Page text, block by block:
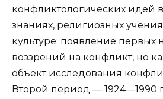
конфликтологических идей
знаниях, религиозных
культуре; появление первых
воззрений на конфликт, но
объект исследования
Второй период — 1924—1990